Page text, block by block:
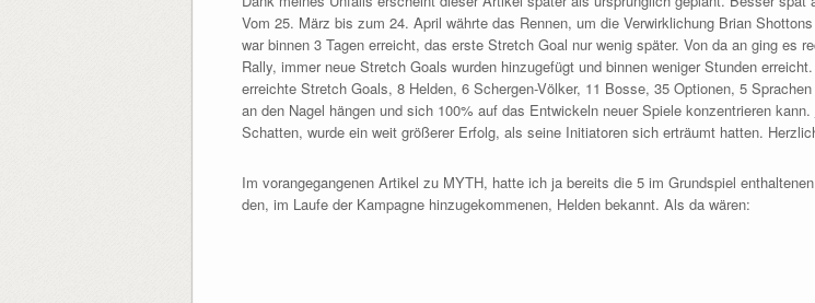
Vom 25. März bis zum 24. April währte das Rennen, um die Verwirklichung Brian
war binnen 3 Tagen erreicht, das erste Stretch Goal nur wenig später. Von da an ging es
Rally, immer neue Stretch Goals wurden hinzugefügt und binnen weniger Stunden
erreichte Stretch Goals, 8 Helden, 6 Schergen-Völker, 11 Bosse, 35 Optionen, 5
an den Nagel hängen und sich 100% auf das Entwickeln neuer Spiele konzentrieren kann.
Schatten, wurde ein weit größerer Erfolg, als seine Initiatoren sich erträumt hatten.
Im vorangegangenen Artikel zu MYTH, hatte ich ja bereits die 5 im Grundspiel
den, im Laufe der Kampagne hinzugekommenen, Helden bekannt. Als da wären: